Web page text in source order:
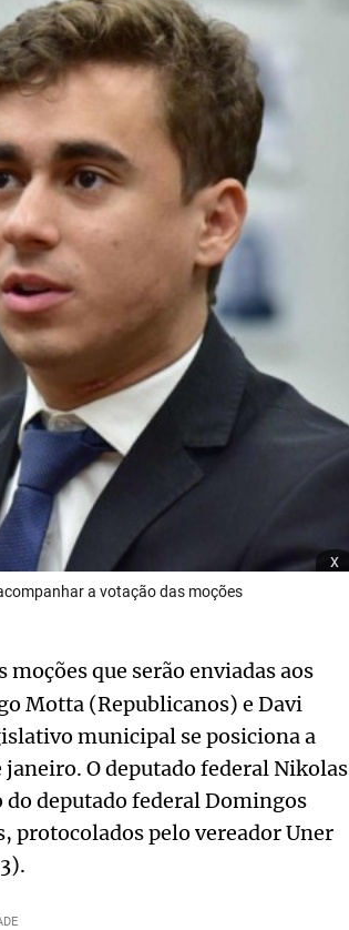
x
a votação das moções
moções que serão enviadas aos
Motta (Republicanos) e Davi
municipal se posiciona a
O deputado federal Nikolas
do deputado federal Domingos
protocolados pelo vereador Uner